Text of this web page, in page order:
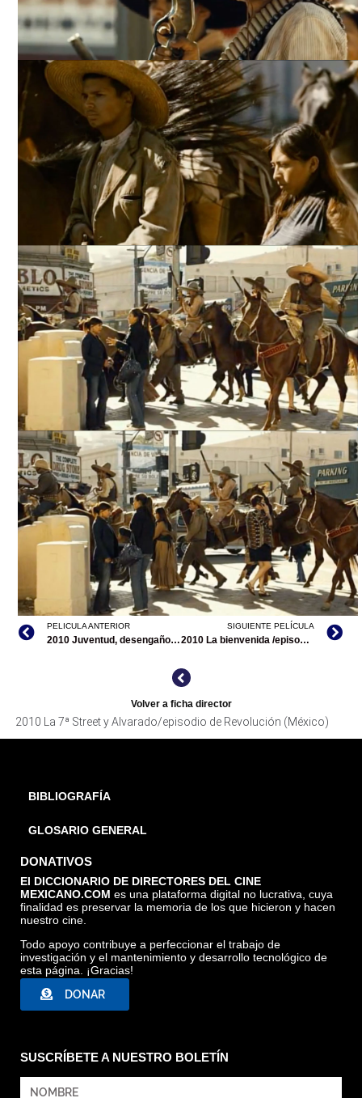
REVOLUCIÓN/ EPISODIO: LA 7ª CALLE Y ALVARADO,
ARCHIVO DDCM
REVOLUCIÓN/ EPISODIO: LA 7ª CALLE Y ALVARADO,
ARCHIVO DDCM
REVOLUCIÓN/ EPISODIO: LA 7ª CALLE Y ALVARADO,
ARCHIVO DDCM
REVOLUCIÓN/ EPISODIO: LA 7ª CALLE Y ALVARADO,
PELICULA ANTERIOR
2010 Juventud, desengaños y anhelos de Hernán Cortés Delgado / Juventud
SIGUIENTE PELÍCULA
2010 La bienvenida /episodio de Revolución
Volver a ficha director
2010 La 7ª Street y Alvarado/episodio de Revolución (México)
BIBLIOGRAFÍA
GLOSARIO GENERAL
DONATIVOS
El DICCIONARIO DE DIRECTORES DEL CINE
MEXICANO.COM es una plataforma digital no lucrativa, cuya
finalidad es preservar la memoria de los que hicieron y hacen
nuestro cine.
Todo apoyo contribuye a perfeccionar el trabajo de
investigación y el mantenimiento y desarrollo tecnológico de
esta página. ¡Gracias!
DONAR
SUSCRÍBETE A NUESTRO BOLETÍN